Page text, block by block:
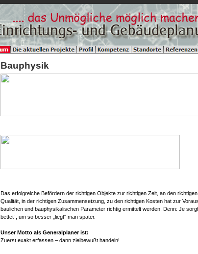
Bauphysik
Das erfolgreiche Befördern der richtigen Objekte zur richtigen Zeit, an den
Qualität, in der richtigen Zusammensetzung, zu den richtigen Kosten hat zur
baulichen und bauphysikalischen Parameter richtig ermittelt werden. Denn: Je
bettet“, um so besser „liegt“ man später.
Unser Motto als Generalplaner ist:
Zuerst exakt erfassen – dann zielbewußt handeln!